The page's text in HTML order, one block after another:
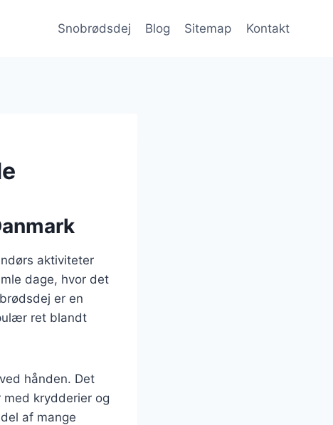
Snobrødsdej Blog Sitemap Kontakt
aktiviteter
dage, hvor det
er en
ret blandt
hånden. Det
krydderier og
af mange